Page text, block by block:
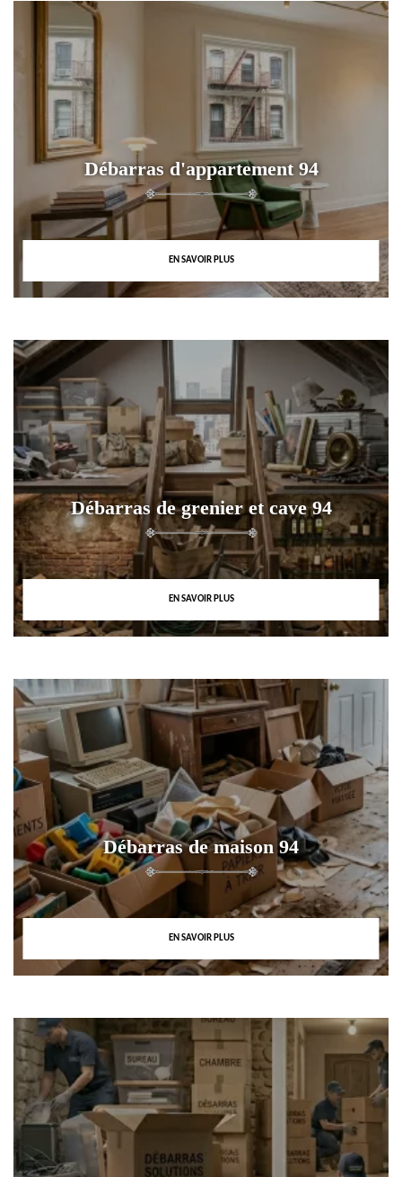
Débarras d'appartement 94
EN SAVOIR PLUS
Débarras de grenier et cave 94
EN SAVOIR PLUS
Débarras de maison 94
EN SAVOIR PLUS